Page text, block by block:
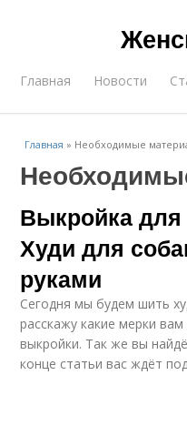
Главная Новости
Главная » Необходимые
Выкройка для
Худи для
руками
Сегодня мы будем шить
расскажу какие мерки
выкройки. Так же вы
конце статьи вас ждёт